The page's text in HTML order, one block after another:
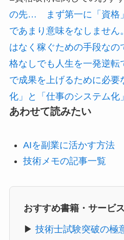
の先… まず第一に「資格
であまり意味をなしません
はなく稼ぐための手段なの
格なしでも人生を一発逆転
で成果を上げるために必要
化」と「仕事のシステム化
あわせて読みたい
AIを副業に活かす方法
技術メモの記事一覧
おすすめ書籍・サービス
▶ 技術士試験突破の極